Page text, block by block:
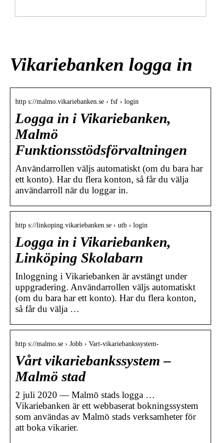
Vikariebanken logga in
http s://malmo.vikariebanken.se › fsf › login
Logga in i Vikariebanken,
Malmö
Funktionsstödsförvaltningen
Användarrollen väljs automatiskt (om du bara har
ett konto). Har du flera konton, så får du välja
användarroll när du loggar in.
http s://linkoping.vikariebanken.se › utb › login
Logga in i Vikariebanken,
Linköping Skolabarn
Inloggning i Vikariebanken är avstängt under
uppgradering. Användarrollen väljs automatiskt
(om du bara har ett konto). Har du flera konton,
så får du välja …
http s://malmo.se › Jobb › Vart-vikariebankssystem-
Vårt vikariebankssystem –
Malmö stad
2 juli 2020 — Malmö stads logga …
Vikariebanken är ett webbaserat bokningssystem
som användas av Malmö stads verksamheter för
att boka vikarier.